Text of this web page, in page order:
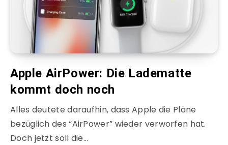
Apple AirPower: Die Ladematte
kommt doch noch
Alles deutete daraufhin, dass Apple die Pläne
bezüglich des “AirPower” wieder verworfen hat.
Doch jetzt soll die…